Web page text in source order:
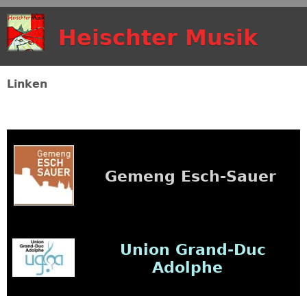
Heischter Musik
Linken
Gemeng Esch-Sauer
Union Grand-Duc
Adolphe